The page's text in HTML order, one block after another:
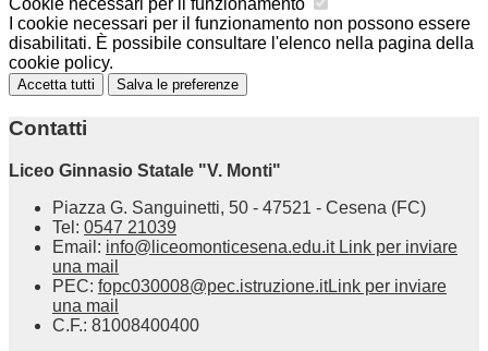
Cookie necessari per il funzionamento
I cookie necessari per il funzionamento non possono essere
disabilitati. È possibile consultare l'elenco nella pagina della
cookie policy.
Accetta tutti Salva le preferenze
Contatti
Liceo Ginnasio Statale "V. Monti"
Piazza G. Sanguinetti, 50 - 47521 - Cesena (FC)
Tel: 0547 21039
Email: info@liceomonticesena.edu.it Link per inviare
una mail
PEC: fopc030008@pec.istruzione.itLink per inviare
una mail
C.F.: 81008400400